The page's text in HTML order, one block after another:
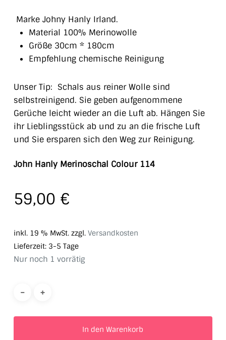
Marke Johny Hanly Irland.
Material 100% Merinowolle
Größe 30cm * 180cm
Empfehlung chemische Reinigung
Unser Tip: Schals aus reiner Wolle sind
selbstreinigend. Sie geben aufgenommene
Gerüche leicht wieder an die Luft ab. Hängen Sie
ihr Lieblingsstück ab und zu an die frische Luft
und Sie ersparen sich den Weg zur Reinigung.
John Hanly Merinoschal Colour 114
59,00 €
inkl. 19 % MwSt. zzgl. Versandkosten
Lieferzeit: 3-5 Tage
Nur noch 1 vorrätig
In den Warenkorb